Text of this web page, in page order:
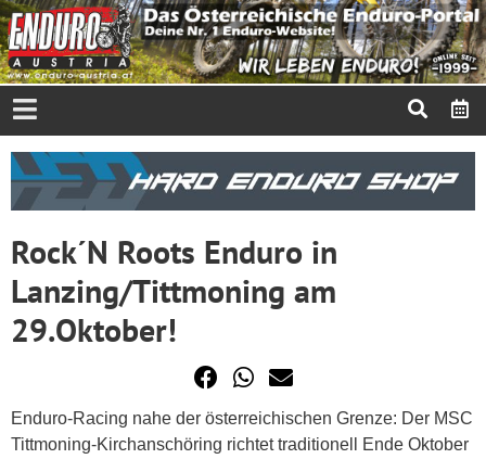
Rock´N Roots Enduro in
Lanzing/Tittmoning am
29.Oktober!
Enduro-Racing nahe der österreichischen Grenze: Der MSC
Tittmoning-Kirchanschöring richtet traditionell Ende Oktober